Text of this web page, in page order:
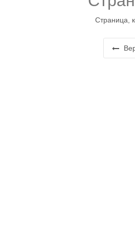
Страница,